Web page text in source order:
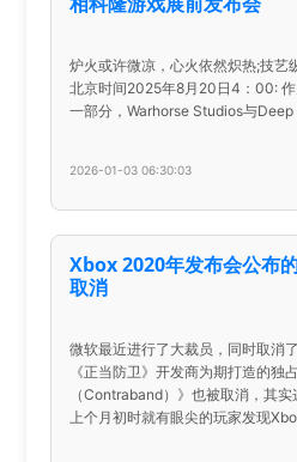
炉火或许微凉，心火依然炽热;技艺
北京时间2025年8月20日4：00:
一部分，Warhorse Studios与
2026-01-03 06:30:03
Xbox 2020年发布会公布
取消
微软最近进行了大裁员，同时取消
《正当防卫》开发商为期打造的独
（Contraband）》也被取消，其
上个月初时就有眼尖的玩家发现